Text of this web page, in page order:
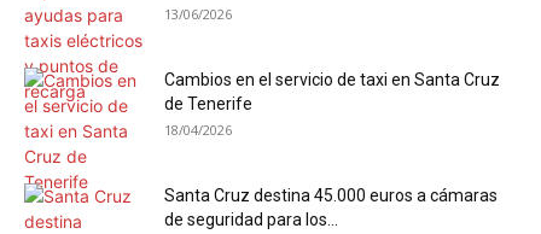
13/06/2026
Cambios en el servicio de taxi en Santa Cruz
de Tenerife
18/04/2026
Santa Cruz destina 45.000 euros a cámaras
de seguridad para los...